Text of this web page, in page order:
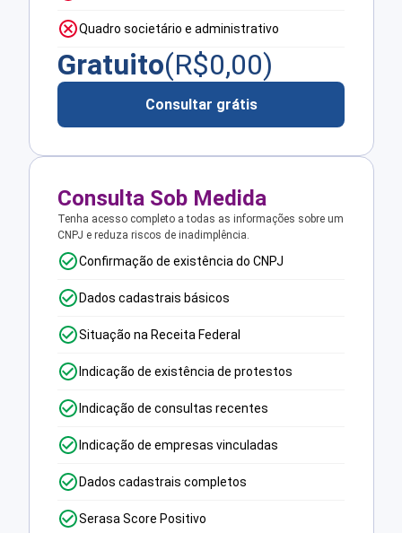
Quadro societário e administrativo
Gratuito(R$0,00)
Consultar grátis
Consulta Sob Medida
Tenha acesso completo a todas as informações sobre um
CNPJ e reduza riscos de inadimplência.
Confirmação de existência do CNPJ
Dados cadastrais básicos
Situação na Receita Federal
Indicação de existência de protestos
Indicação de consultas recentes
Indicação de empresas vinculadas
Dados cadastrais completos
Serasa Score Positivo